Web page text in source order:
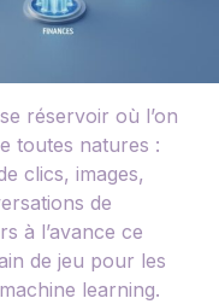
réservoir où l’on
toutes natures :
clics, images,
de
à l’avance ce
de jeu pour les
learning.